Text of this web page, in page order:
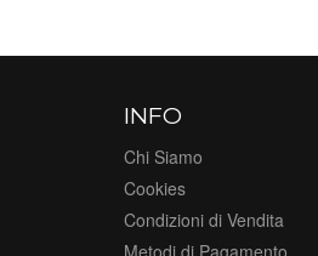
INFO
Chi Siamo
Cookies
Condizioni di Vendita
Metodi di Pagamento